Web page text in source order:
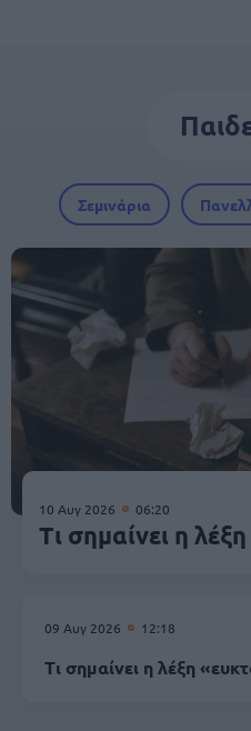
Σεμινάρια
10 Αυγ 2026 06:20
Τι σημαίνει η
09 Αυγ 2026 12:18
Τι σημαίνει η λέξη